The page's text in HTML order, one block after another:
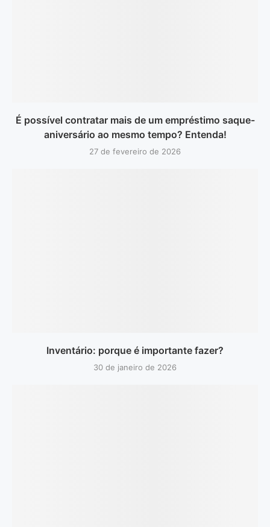
É possível contratar mais de um empréstimo saque-
aniversário ao mesmo tempo? Entenda!
27 de fevereiro de 2026
Inventário: porque é importante fazer?
30 de janeiro de 2026